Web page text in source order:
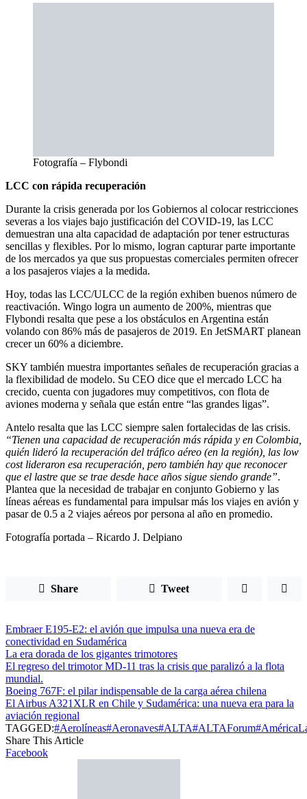
Fotografía – Flybondi
LCC con rápida recuperación
Durante la crisis generada por los Gobiernos al colocar restricciones
severas a los viajes bajo justificación del COVID-19, las LCC
demuestran una alta capacidad de adaptación por tener estructuras
sencillas y flexibles. Por lo mismo, logran capturar parte importante
de los mercados ya que sus propuestas comerciales permiten ofrecer
a los pasajeros viajes a la medida.
Hoy, todas las LCC/ULCC de la región exhiben buenos número de
reactivación. Wingo logra un aumento de 200%, mientras que
Flybondi resalta que pese a los obstáculos en Argentina están
volando con 86% más de pasajeros de 2019. En JetSMART planean
crecer un 60% a diciembre.
SKY también muestra importantes señales de recuperación gracias a
la flexibilidad de modelo. Su CEO dice que el mercado LCC ha
crecido, cuenta con jugadores muy competitivos, con flota de
aviones moderna y señala que están entre “las grandes ligas”.
Antelo resalta que las LCC siempre salen fortalecidas de las crisis.
“Tienen una capacidad de recuperación más rápida y en Colombia,
quién lideró la recuperación del tráfico aéreo (en la región), las low
cost lideraron esa recuperación, pero también hay que reconocer
que el lastre que se trae desde hace años sigue siendo grande”.
Plantea que la necesidad de trabajar en conjunto Gobierno y las
líneas aéreas es fundamental para impulsar más los viajes en avión y
pasar de 0.5 a 2 viajes aéreos por persona al año en promedio.
Fotografía portada – Ricardo J. Delpiano
Share Tweet
Embraer E195-E2: el avión que impulsa una nueva era de
conectividad en Sudamérica
La era dorada de los gigantes trimotores
El regreso del trimotor MD-11 tras la crisis que paralizó a la flota
mundial.
Boeing 767F: el pilar indispensable de la carga aérea chilena
El Airbus A321XLR en Chile y Sudamérica: una nueva era para la
aviación regional
TAGGED:#Aerolíneas#Aeronaves#ALTA#ALTAForum
Share This Article
Facebook